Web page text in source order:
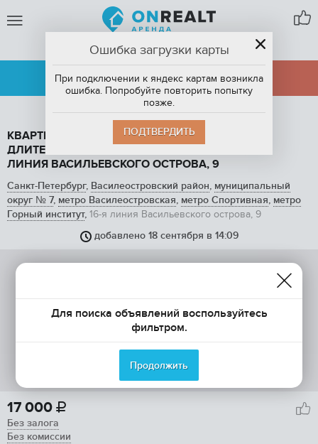
САНКТ-ПЕТЕРБУРГ
АРЕНДА
ПРОДАЖА
КВАРТИРА СТУДИЯ, 23 М2, В АРЕНДУ НА
ДЛИТЕЛЬНЫЙ СРОК В САНКТ-ПЕТЕРБУРГЕ, 16-Я
ЛИНИЯ ВАСИЛЬЕВСКОГО ОСТРОВА, 9
Санкт-Петербург, Василеостровский район, муниципальный
округ № 7, метро Василеостровская, метро Спортивная, метро
Горный институт, 16-я линия Васильевского острова, 9
добавлено 18 сентября в 14:09
17 000 
Без залога
Без комиссии
Ошибка загрузки карты
При подключении к яндекс картам возникла
ошибка. Попробуйте повторить попытку
позже.
ПОДТВЕРДИТЬ
Для поиска объявлений воспользуйтесь
фильтром.
Продолжить